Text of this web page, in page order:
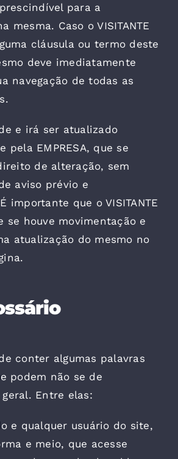
para a
mesma. Caso o VISITANTE
cláusula ou termo deste
deve imediatamente
navegação de todas as
e irá ser atualizado
pela EMPRESA, que se
de alteração, sem
aviso prévio e
importante que o VISITANTE
se houve movimentação e
atualização do mesmo no
conter algumas palavras
podem não se de
Entre elas:
e qualquer usuário do site,
e meio, que acesse